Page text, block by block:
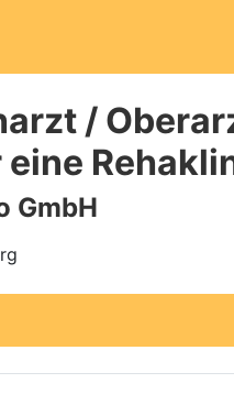
/
eine
GmbH